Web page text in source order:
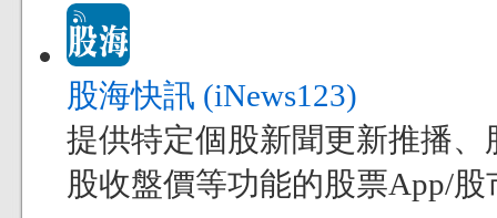
股海快訊 (iNews123)
提供特定個股新聞更新推播
股收盤價等功能的股票App/股